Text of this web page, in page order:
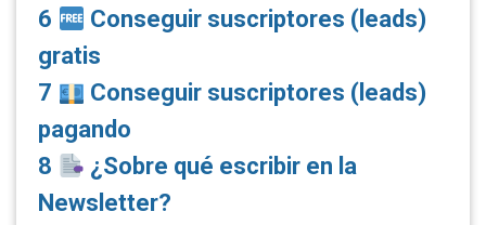
6
Conseguir suscriptores (leads)
gratis
7
Conseguir suscriptores (leads)
pagando
8
¿Sobre qué escribir en la
Newsletter?